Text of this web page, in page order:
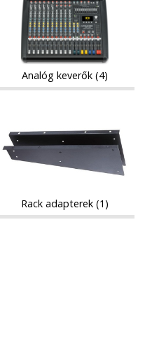
keverők
Analóg keverők (4)
adapterek
adapterek
Rack adapterek (1)